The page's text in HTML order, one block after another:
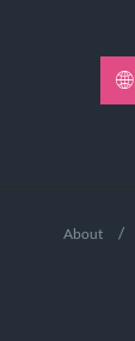
About